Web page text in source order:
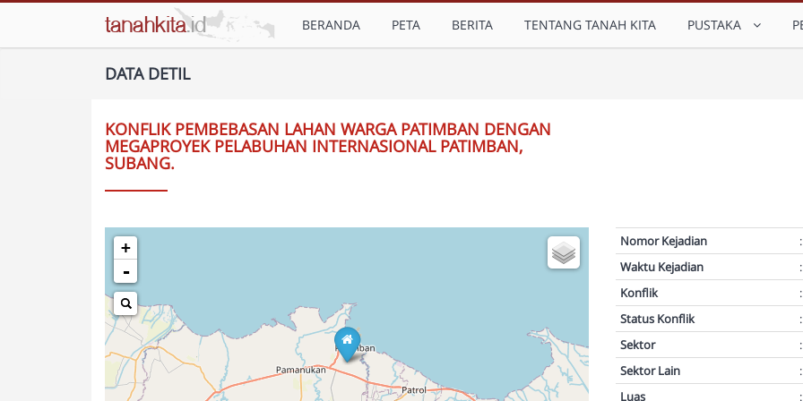
BERANDA PETA BERITA TENTANG TANAH KITA PUSTAKA
DATA DETIL
KONFLIK PEMBEBASAN LAHAN WARGA PATIMBAN DENGAN
MEGAPROYEK PELABUHAN INTERNASIONAL PATIMBAN,
SUBANG.
+
-
Nomor Kejadian
:
Waktu Kejadian
:
Konflik
:
Status Konflik
:
Sektor
:
Sektor Lain
:
Luas
: